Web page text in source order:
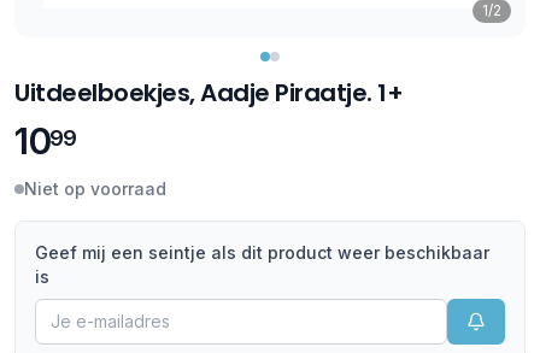
1/2
Uitdeelboekjes, Aadje Piraatje. 1+
1099
Niet op voorraad
Geef mij een seintje als dit product weer beschikbaar
is